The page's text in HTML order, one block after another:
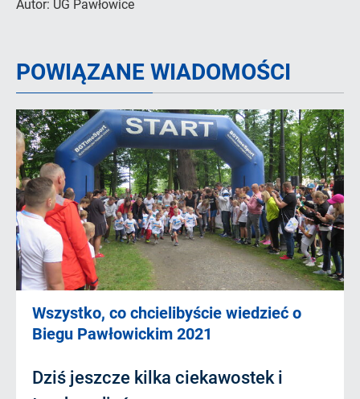
Autor: UG Pawłowice
POWIĄZANE WIADOMOŚCI
Wszystko, co chcielibyście wiedzieć o
Biegu Pawłowickim 2021
Dziś jeszcze kilka ciekawostek i